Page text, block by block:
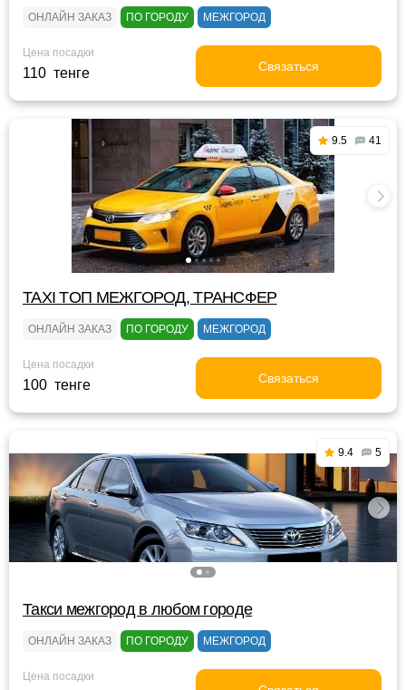
ОНЛАЙН ЗАКАЗ ПО ГОРОДУ МЕЖГОРОД
Цена посадки
110 тенге Связаться
9.5 41
TAXI TOП МЕЖГОРОД, ТРАНСФЕР
ОНЛАЙН ЗАКАЗ ПО ГОРОДУ МЕЖГОРОД
Цена посадки
100 тенге Связаться
9.4 5
Такси межгород в любом городе
ОНЛАЙН ЗАКАЗ ПО ГОРОДУ МЕЖГОРОД
Цена посадки